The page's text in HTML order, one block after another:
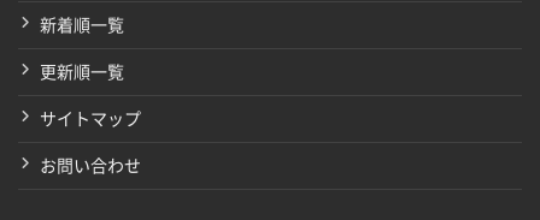
新着順一覧
更新順一覧
サイトマップ
お問い合わせ